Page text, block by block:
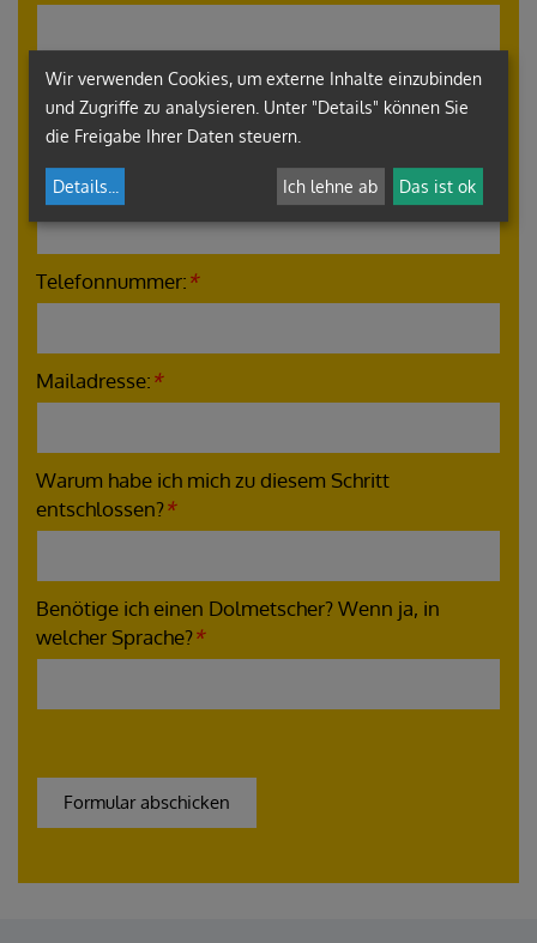
Geburtsdatum*
Adresse
Telefonnummer:*
Mailadresse:*
Warum habe ich mich zu diesem Schritt
entschlossen?*
Benötige ich einen Dolmetscher? Wenn ja, in
welcher Sprache?*
Wir verwenden Cookies, um externe Inhalte einzubinden
und Zugriffe zu analysieren. Unter "Details" können Sie
die Freigabe Ihrer Daten steuern.
Details Ich lehne ab Das ist ok